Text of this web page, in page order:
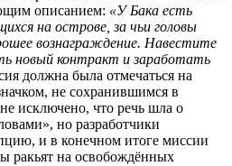
описанием: «У Бака есть
на острове, за чьи головы
вознаграждение. Навестите
новый контракт и заработать
должна была отмечаться на
не сохранившимся в
исключено, что речь шла о
но разработчики
и в конечном итоге миссии
ракьят на освобождённых